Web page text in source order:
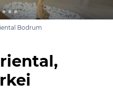
Bodrum